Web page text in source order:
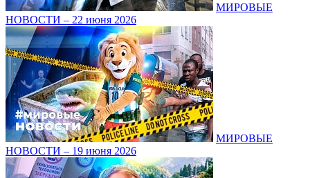
МИРОВЫЕ
НОВОСТИ – 22 июня 2026
МИРОВЫЕ
НОВОСТИ – 19 июня 2026